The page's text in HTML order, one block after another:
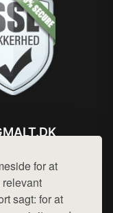
for at
sagt: for at
hej@want.dk
og privatlivspolitik